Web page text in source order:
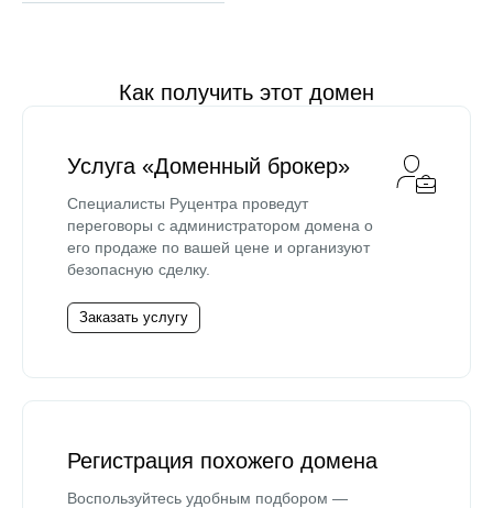
Как получить этот домен
Услуга «Доменный брокер»
Специалисты Руцентра проведут
переговоры с администратором домена о
его продаже по вашей цене и организуют
безопасную сделку.
Заказать услугу
Регистрация похожего домена
Воспользуйтесь удобным подбором —